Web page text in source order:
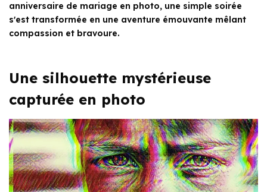
anniversaire de mariage en photo, une simple soirée
s'est transformée en une aventure émouvante mêlant
compassion et bravoure.
Une silhouette mystérieuse
capturée en photo